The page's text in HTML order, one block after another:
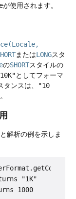
が使用されます。
またはLONGスタ
のSHORTスタイルの
としてフォーマ
ンスは、
"10
解析の例を示しま
"1K"